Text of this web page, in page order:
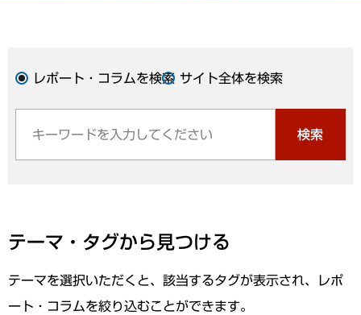
レポート・コラムを検索 サイト全体を検索
検索
テーマ・タグから見つける
テーマを選択いただくと、該当するタグが表示され、レポ
ート・コラムを絞り込むことができます。